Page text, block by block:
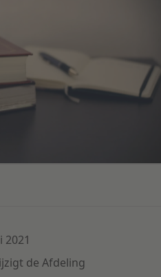
de Afdeling